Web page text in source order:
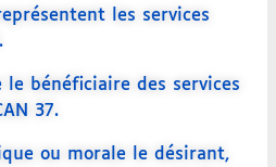
les services
bénéficiaire des services
37.
ou morale le désirant,